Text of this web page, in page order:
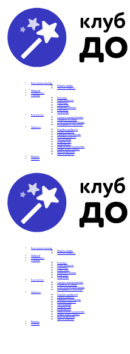
Вам нужна помощь
Подать заявку
Частые вопросы
Новости
Подопечные
О фонде
Команда
Наши ценности
Партнеры
СМИ о нас
Реквизиты фонда
Контакты
Отделения
Как помочь
Сделать пожертвование
Подписка на добро
Стать волонтером фонда
Вечеринки со смыслом
Проекты
Коробка храбрости
Уроки Доброты
Юридическая помощь
Мамины радости
Автодобряки
Добрый торт
Добропробег
Няни особого назначения
Акция «Букет добра»
Фактор времени
Цветы доброты
Бизнесу
Отчеты
Вам нужна помощь
Подать заявку
Частые вопросы
Новости
Подопечные
О фонде
Команда
Наши ценности
Партнеры
СМИ о нас
Реквизиты фонда
Контакты
Отделения
Как помочь
Сделать пожертвование
Подписка на добро
Стать волонтером фонда
Вечеринки со смыслом
Проекты
Коробка храбрости
Уроки Доброты
Юридическая помощь
Мамины радости
Автодобряки
Добрый торт
Добропробег
Няни особого назначения
Акция «Букет добра»
Фактор времени
Цветы доброты
Бизнесу
Отчеты